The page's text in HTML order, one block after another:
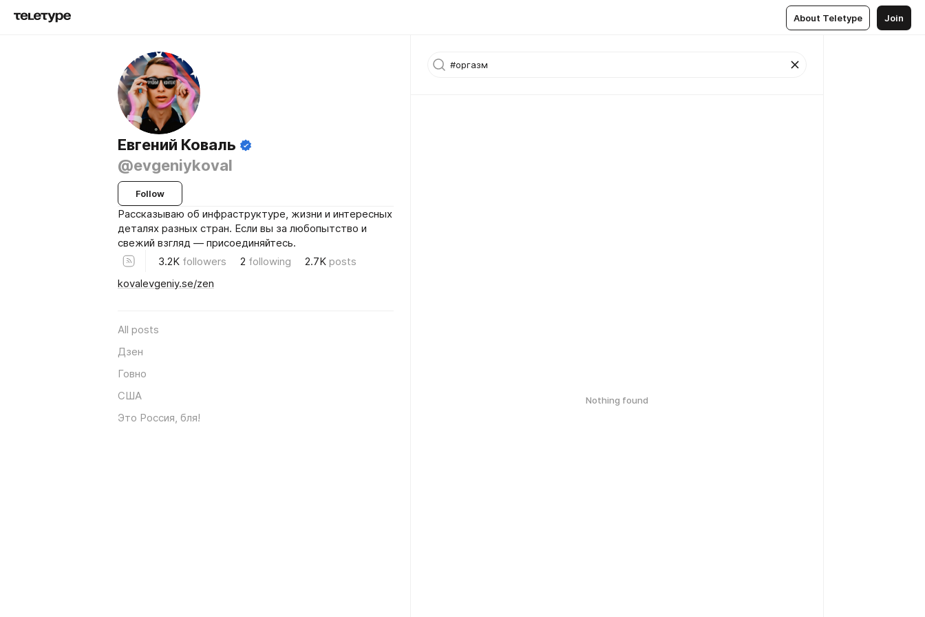
About Teletype Join
Евгений Коваль
@evgeniykoval
Follow
Рассказываю об инфраструктуре, жизни и интересных
деталях разных стран. Если вы за любопытство и
свежий взгляд — присоединяйтесь.
3.2K followers 2 following 2.7K posts
kovalevgeniy.se/zen
All posts
Дзен
Говно
США
Это Россия, бля!
Nothing found